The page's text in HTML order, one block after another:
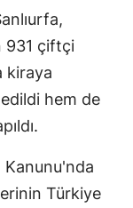
Niğde
Ordu
Rize
Sakarya
Siirt
931 çiftçi
kiraya
hem de
Kanunu'nda
Türkiye